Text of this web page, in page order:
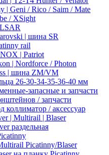
| Geni / Rico / Saim / Mate
/ XSight
| шина SR
rail
| Patriot
| Nordforce / Photon
| шина ZM/VM
26-30-34-35-36-40 мм
запасные и запчасти
/ запчасти
коллиматор / аксессуар
| Multirail | Blaser
раздельная
Picatinny/Blaser